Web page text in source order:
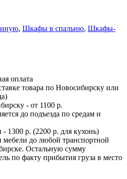
, Шкафы в спальню, Шкафы-
оплата
товара по Новосибирску или
- от 1100 р.
до подъезда по средам и
1300 р. (2200 р. для кухонь)
мебели до любой транспортной
Остальную сумму
по факту прибытия груза в место